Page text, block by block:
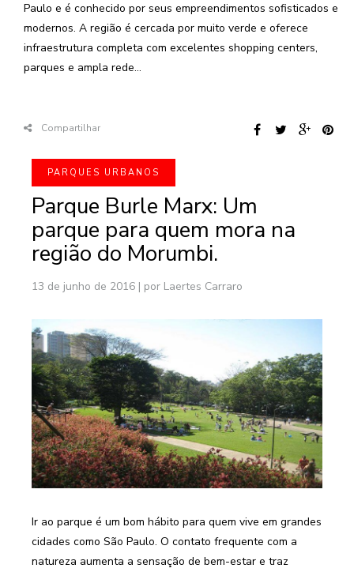
Paulo e é conhecido por seus empreendimentos sofisticados e
modernos. A região é cercada por muito verde e oferece
infraestrutura completa com excelentes shopping centers,
parques e ampla rede...
Compartilhar
PARQUES URBANOS
Parque Burle Marx: Um
parque para quem mora na
região do Morumbi.
13 de junho de 2016 | por Laertes Carraro
Ir ao parque é um bom hábito para quem vive em grandes
cidades como São Paulo. O contato frequente com a
natureza aumenta a sensação de bem-estar e traz